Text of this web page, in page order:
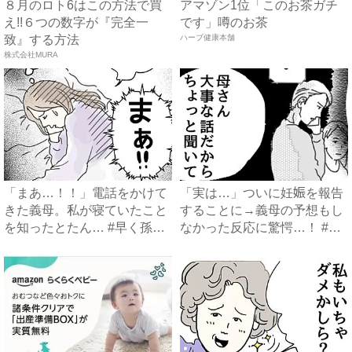
８月のロト6はこの方法で買
え!!６つの数字が『完全一
致』する方法
株式会社MURA
アマゾン1位「このお茶ガチ
です」噂のお茶
ハーブ健康本舗
「まあ…！！」電話をかけて
きた義母。私が寝ていたこと
を知ったとたん… #早く孫
「実は…」ついに妊娠を報告
することに→義母の予想もし
なかった反応に驚愕…！ #